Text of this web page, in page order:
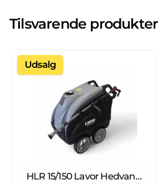
Tilsvarende produkter
Udsalg
HLR 15/150 Lavor Hedvandsrenser